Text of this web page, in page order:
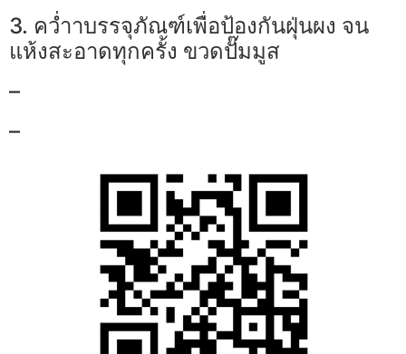
3. คว่ำาบรรจุภัณฑ์เพื่อป้องกันฝุ่นผง จน
แห้งสะอาดทุกครั้ง ขวดปั๊มมูส
–
–